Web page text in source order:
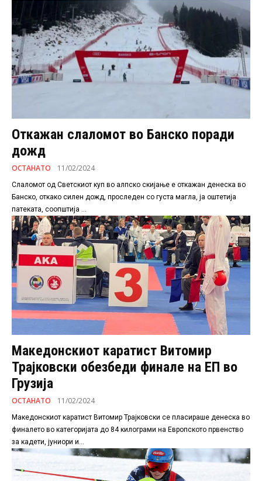
Откажан слаломот во Банско поради
дожд
ОСТАНАТО 11/02/2024
Слаломот од Светскиот куп во алпско скијање е откажан денеска во
Банско, откако силен дожд, проследен со густа магла, ја оштетија
патеката, соопштија ...
Македонскиот каратист Витомир
Трајковски обезбеди финале на ЕП во
Грузија
ОСТАНАТО 11/02/2024
Македонскиот каратист Витомир Трајковски се пласираше денеска во
финалето во категоријата до 84 килограми на Европското првенство
за кадети, јуниори и...